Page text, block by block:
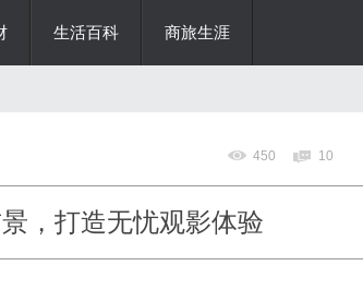
生活百科 商旅生涯
450 10
，打造无忧观影体验